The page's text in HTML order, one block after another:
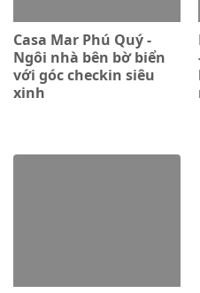
Casa Mar Phú Quý -
Ngôi nhà bên bờ biển
với góc checkin siêu
xinh